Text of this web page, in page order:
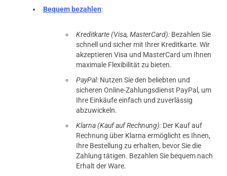
Bequem bezahlen:
Kreditkarte (Visa, MasterCard): Bezahlen Sie
schnell und sicher mit Ihrer Kreditkarte. Wir
akzeptieren Visa und MasterCard um Ihnen
maximale Flexibilität zu bieten.
PayPal: Nutzen Sie den beliebten und
sicheren Online-Zahlungsdienst PayPal, um
Ihre Einkäufe einfach und zuverlässig
abzuwickeln.
Klarna (Kauf auf Rechnung): Der Kauf auf
Rechnung über Klarna ermöglicht es Ihnen,
Ihre Bestellung zu erhalten, bevor Sie die
Zahlung tätigen. Bezahlen Sie bequem nach
Erhalt der Ware.